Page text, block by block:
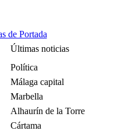
de Portada
Últimas noticias
Política
Málaga capital
Marbella
Alhaurín de la Torre
Cártama